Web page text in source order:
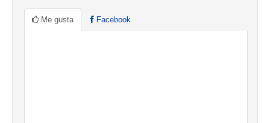
Me gusta Facebook